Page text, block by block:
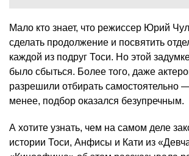
Мало кто знает, что режиссер Юрий
сделать продолжение и посвятить
каждой из подруг Тоси. Но этой
было сбыться. Более того, даже
разрешили отбирать самостоятельно
менее, подбор оказался безупречным.
А хотите узнать, чем на самом деле
истории Тоси, Анфисы и Кати из